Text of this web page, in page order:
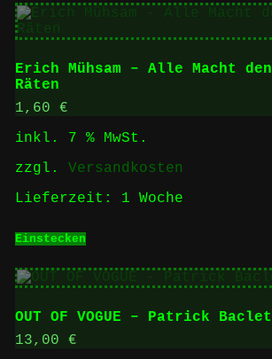
Erich Mühsam – Alle Macht den
Räten
1,60 €
inkl. 7 % MwSt.
zzgl. Versandkosten
Lieferzeit: 1 Woche
Einstecken
OUT OF VOGUE – Patrick Baclet
13,00 €